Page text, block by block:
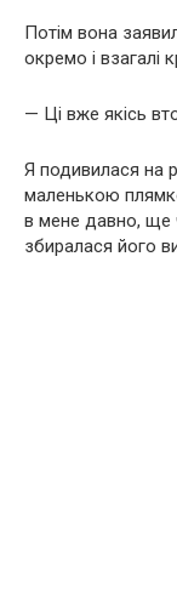
Потім вона
окремо і взагалі
— Ці вже якісь
Я подивилася на
маленькою
в мене давно, ще
збиралася його